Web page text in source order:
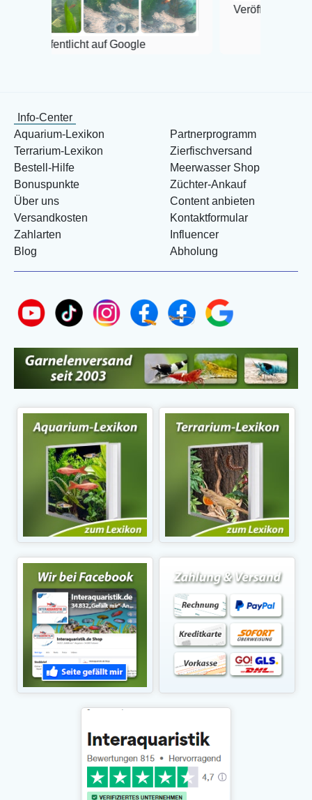
auf Google
Veröffentlicht auf Google
Info-Center
Aquarium-Lexikon
Terrarium-Lexikon
Bestell-Hilfe
Bonuspunkte
Über uns
Versandkosten
Zahlarten
Blog
Partnerprogramm
Zierfischversand
Meerwasser Shop
Züchter-Ankauf
Content anbieten
Kontaktformular
Influencer
Abholung